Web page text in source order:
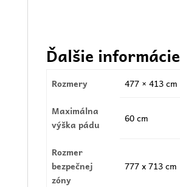
Ďalšie informácie
Rozmery 477 × 413 cm
Maximálna
výška pádu
60 cm
Rozmer
bezpečnej
zóny
777 x 713 cm